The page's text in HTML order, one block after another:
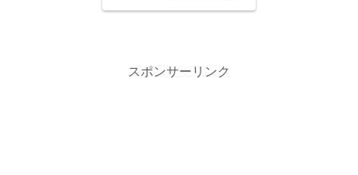
スポンサーリンク